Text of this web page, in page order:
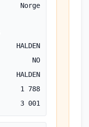
Norge
HALDEN
NO
HALDEN
1 788
3 001